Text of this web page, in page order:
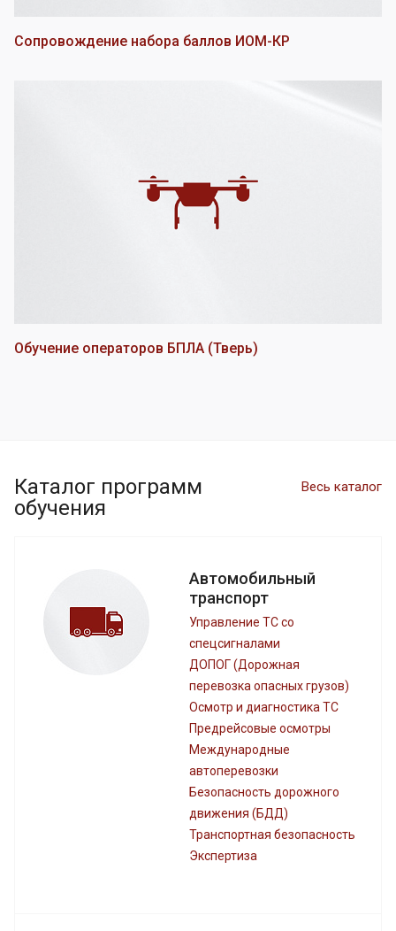
Сопровождение набора баллов ИОМ-КР
Обучение операторов БПЛА (Тверь)
Весь каталог
Каталог программ
обучения
Автомобильный
транспорт
Управление ТС со
спецсигналами
ДОПОГ (Дорожная
перевозка опасных грузов)
Осмотр и диагностика ТС
Предрейсовые осмотры
Международные
автоперевозки
Безопасность дорожного
движения (БДД)
Транспортная безопасность
Экспертиза